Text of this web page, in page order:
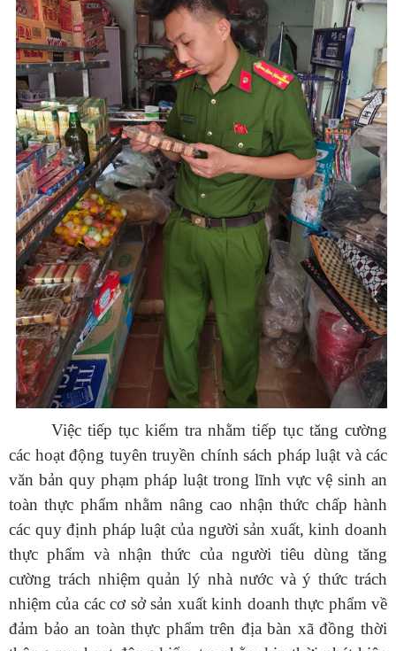
Việc tiếp tục kiểm tra nhằm tiếp tục tăng cường
các hoạt động tuyên truyền chính sách pháp luật và các
văn bản quy phạm pháp luật trong lĩnh vực vệ sinh an
toàn thực phẩm nhằm nâng cao nhận thức chấp hành
các quy định pháp luật của người sản xuất, kinh doanh
thực phẩm và nhận thức của người tiêu dùng tăng
cường trách nhiệm quản lý nhà nước và ý thức trách
nhiệm của các cơ sở sản xuất kinh doanh thực phẩm về
đảm bảo an toàn thực phẩm trên địa bàn xã đồng thời